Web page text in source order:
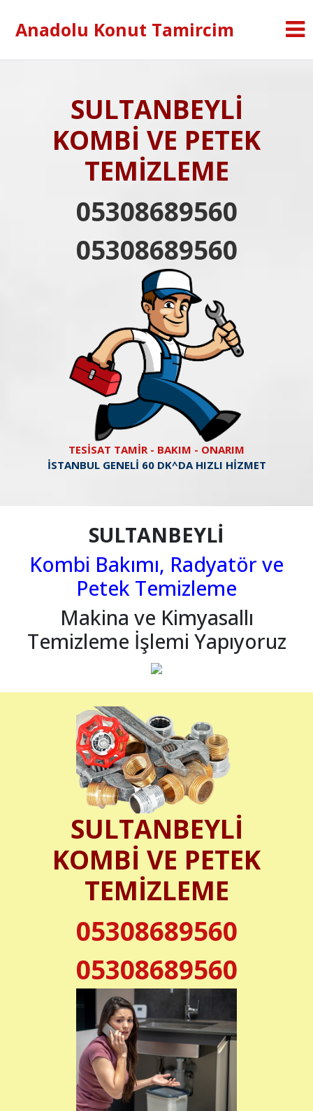
Anadolu Konut Tamircim
SULTANBEYLİ
KOMBİ VE PETEK
TEMİZLEME
05308689560
05308689560
TESİSAT TAMİR - BAKIM - ONARIM
İSTANBUL GENELİ 60 DK^DA HIZLI HİZMET
SULTANBEYLİ
Kombi Bakımı, Radyatör ve
Petek Temizleme
Makina ve Kimyasallı
Temizleme İşlemi Yapıyoruz
SULTANBEYLİ
KOMBİ VE PETEK
TEMİZLEME
05308689560
05308689560